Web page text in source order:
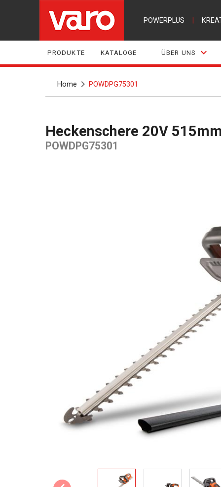
POWERPLUS
PRODUKTE KATALOGE ÜBER UNS
Home POWDPG75301
Heckenschere 20V
POWDPG75301